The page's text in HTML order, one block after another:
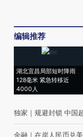
编辑推荐
湖北宜昌局部短时降雨
128毫米 紧急转移近
4000人
独家 ｜ 规避封锁 中国
金融 ｜ 在岸人民币兑